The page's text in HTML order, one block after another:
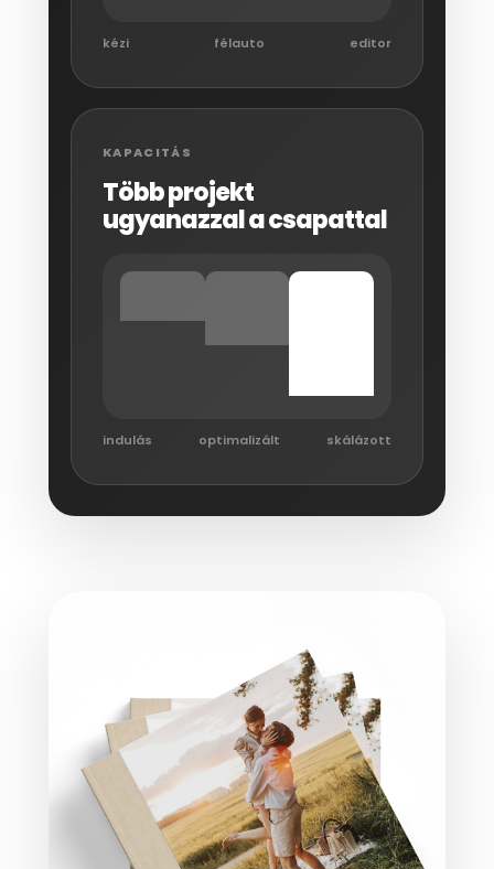
kézi félauto editor
KAPACITÁS
Több projekt
ugyanazzal a csapattal
indulás optimalizált skálázott